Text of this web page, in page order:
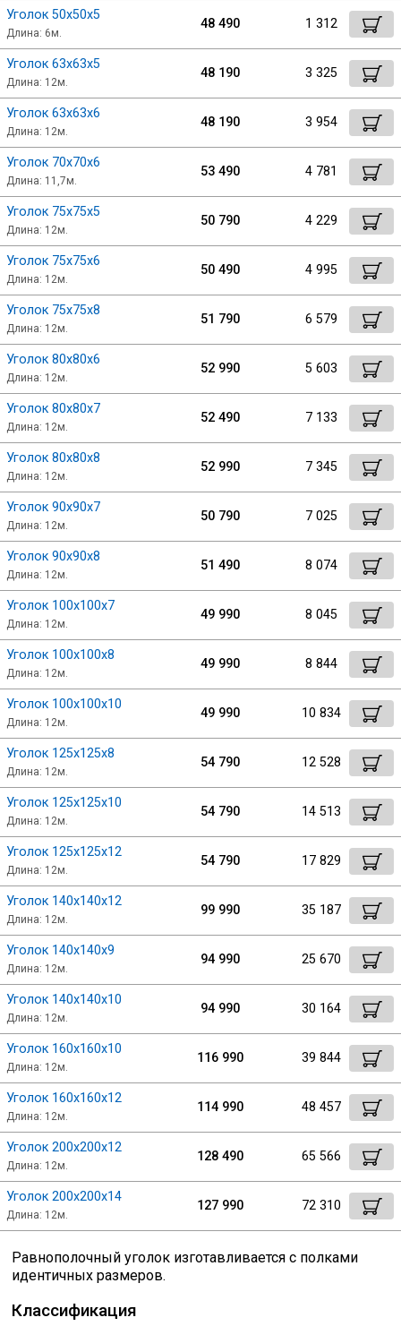
Уголок 50х50х5
Длина: 6м.
48 490 1 312
Уголок 63х63х5
Длина: 12м.
48 190 3 325
Уголок 63х63х6
Длина: 12м.
48 190 3 954
Уголок 70х70х6
Длина: 11,7м.
53 490 4 781
Уголок 75х75х5
Длина: 12м.
50 790 4 229
Уголок 75х75х6
Длина: 12м.
50 490 4 995
Уголок 75х75х8
Длина: 12м.
51 790 6 579
Уголок 80х80х6
Длина: 12м.
52 990 5 603
Уголок 80х80х7
Длина: 12м.
52 490 7 133
Уголок 80х80х8
Длина: 12м.
52 990 7 345
Уголок 90х90х7
Длина: 12м.
50 790 7 025
Уголок 90х90х8
Длина: 12м.
51 490 8 074
Уголок 100х100х7
Длина: 12м.
49 990 8 045
Уголок 100х100х8
Длина: 12м.
49 990 8 844
Уголок 100х100х10
Длина: 12м.
49 990 10 834
Уголок 125х125х8
Длина: 12м.
54 790 12 528
Уголок 125х125х10
Длина: 12м.
54 790 14 513
Уголок 125х125х12
Длина: 12м.
54 790 17 829
Уголок 140х140х12
Длина: 12м.
99 990 35 187
Уголок 140х140х9
Длина: 12м.
94 990 25 670
Уголок 140х140х10
Длина: 12м.
94 990 30 164
Уголок 160х160х10
Длина: 12м.
116 990 39 844
Уголок 160х160х12
Длина: 12м.
114 990 48 457
Уголок 200х200х12
Длина: 12м.
128 490 65 566
Уголок 200х200х14
Длина: 12м.
127 990 72 310
Равнополочный уголок изготавливается с полками
идентичных размеров.
Классификация